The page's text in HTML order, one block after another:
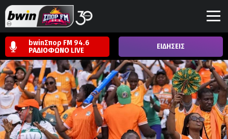
bwinΣπορ FM 94.6
ΡΑΔΙΟΦΩΝΟ LIVE ΕΙΔΗΣΕΙΣ